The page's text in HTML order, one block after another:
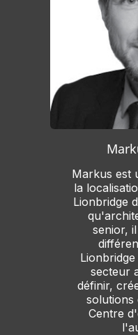
Markus est
la
Lionbridge
senior,
secteur
définir,
solutions
Centre